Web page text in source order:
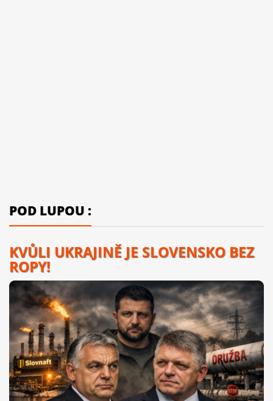
POD LUPOU :
KVŮLI UKRAJINĚ JE SLOVENSKO BEZ
ROPY!